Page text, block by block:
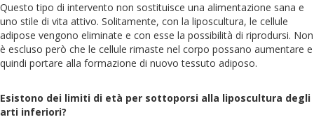
Questo tipo di intervento non sostituisce una alimentazione sana e
uno stile di vita attivo. Solitamente, con la liposcultura, le cellule
adipose vengono eliminate e con esse la possibilità di riprodursi. Non
è escluso però che le cellule rimaste nel corpo possano aumentare e
quindi portare alla formazione di nuovo tessuto adiposo.
Esistono dei limiti di età per sottoporsi alla liposcultura degli
arti inferiori?